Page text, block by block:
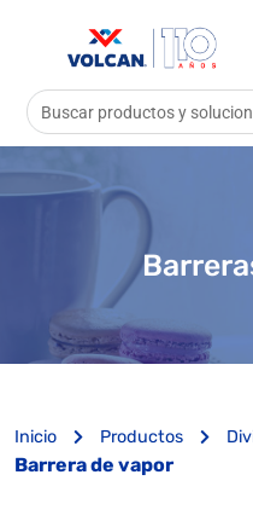
Inicio Productos
Barrera de vapor